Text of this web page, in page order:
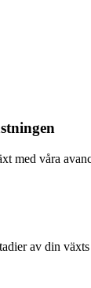
med våra
av din